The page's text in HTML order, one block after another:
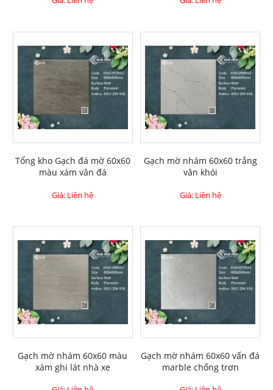
Tổng kho Gạch đá mờ 60x60
màu xám vân đá
Giá: Liên hệ
Gạch mờ nhám 60x60 trắng
vân khói
Giá: Liên hệ
Gạch mờ nhám 60x60 màu
xám ghi lát nhà xe
Gạch mờ nhám 60x60 vấn đá
marble chống trơn